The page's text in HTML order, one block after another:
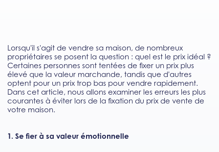
Lorsqu'il s'agit de vendre sa maison, de nombreux
propriétaires se posent la question : quel est le prix idéal ?
Certaines personnes sont tentées de fixer un prix plus
élevé que la valeur marchande, tandis que d'autres
optent pour un prix trop bas pour vendre rapidement.
Dans cet article, nous allons examiner les erreurs les plus
courantes à éviter lors de la fixation du prix de vente de
votre maison.
1. Se fier à sa valeur émotionnelle